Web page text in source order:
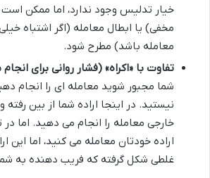
خیار تدلیس وجود ندارد، اما ممکن
مخفی) یا ابطال معامله (اگر اشتباه
معامله باشد) مطرح شود.
تفاوت با «اکراه» (فشار روانی برای
شما مجبور شوید معامله ای را انجام
نیستید. در اینجا اراده شما از بین
خارجی معامله را انجام می دهید. اما
اراده خودتان معامله می کنید، اما این
غلطی شکل گرفته که فریب دهنده به